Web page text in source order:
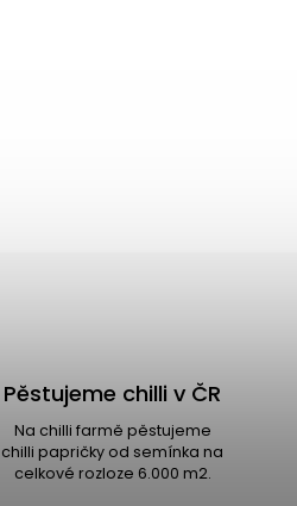
Pěstujeme chilli v ČR
Na chilli farmě pěstujeme
chilli papričky od semínka na
celkové rozloze 6.000 m2.